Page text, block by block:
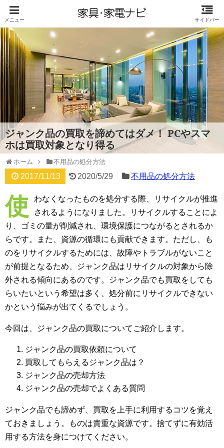
ジャンク品の買取を諦めてはダメ！ PCやスマ
ホは買取対象となり得る
ホーム 不用品の処分方法
2017/11/13 2020/5/29 不用品の処分方法
使
わなくなったものを処分する際、リサイクルが推進
されるようになりました。リサイクルすることによ
り、ゴミの量が削減され、環境保護につながるとされるか
らです。また、資源の循環にも貢献できます。ただし、も
のをリサイクルするためには、故障やトラブルがないこと
が前提となるため、ジャンク品はリサイクルの対象から除
外される傾向にあるのです。ジャンク品でも買取をしても
らいたいという希望は多く、処分前にリサイクルできない
かという悩みが出てくるでしょう。
今回は、ジャンク品の買取についてご紹介します。
ジャンク品の買取依頼について
買取してもらえるジャンク品は？
ジャンク品の売却方法
ジャンク品の売却でよくある質問
ジャンク品でも諦めず、買取を上手に利用するコツを覚え
ておきましょう。ものは貴重な資源です。捨てずに有効活
用する方法を身につけてください。